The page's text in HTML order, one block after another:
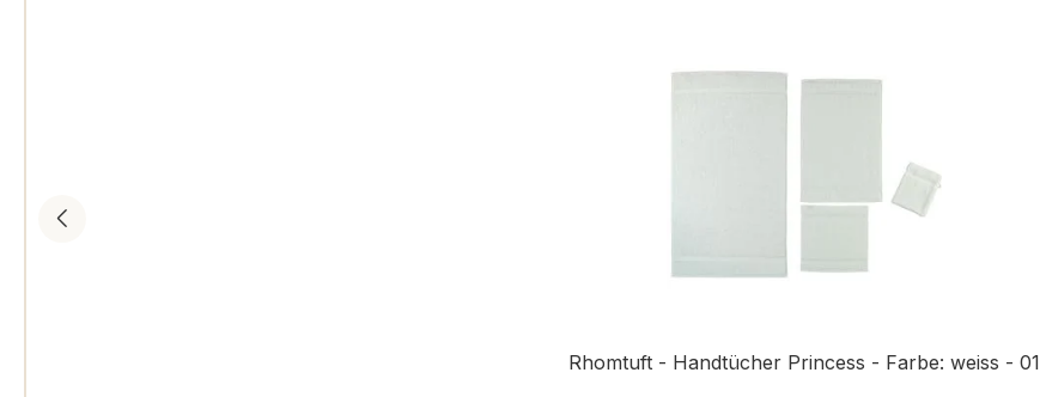
Rhomtuft - Handtücher Princess - Farbe: weiss - 01